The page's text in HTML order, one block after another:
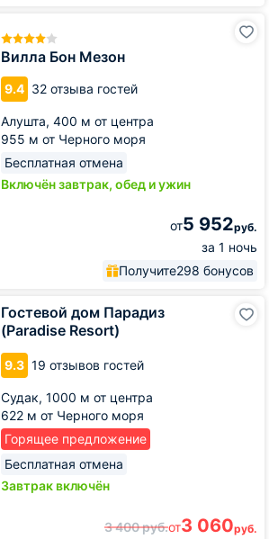
Вилла Бон Мезон
9.4 32 отзыва гостей
Алушта, 400 м от центра
955 м от Черного моря
Бесплатная отмена
Включён завтрак, обед и ужин
от5 952руб.
за 1 ночь
Получите298 бонусов
Гостевой дом Парадиз
(Paradise Resort)
9.3 19 отзывов гостей
Судак, 1000 м от центра
622 м от Черного моря
Горящее предложение
Бесплатная отмена
Завтрак включён
3 400руб.от3 060руб.